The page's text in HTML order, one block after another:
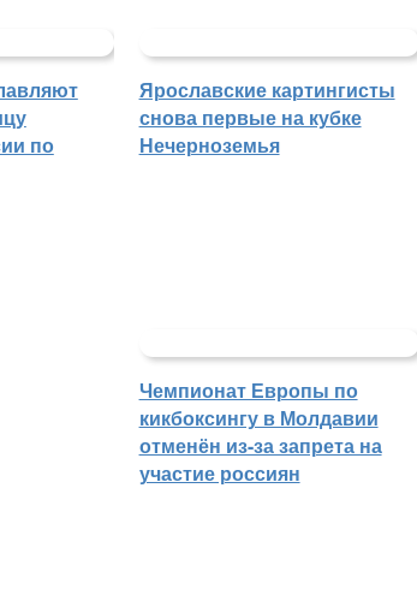
по
Ярославские картингисты
снова первые на кубке
Нечерноземья
Чемпионат Европы по
кикбоксингу в Молдавии
отменён из-за запрета на
участие россиян